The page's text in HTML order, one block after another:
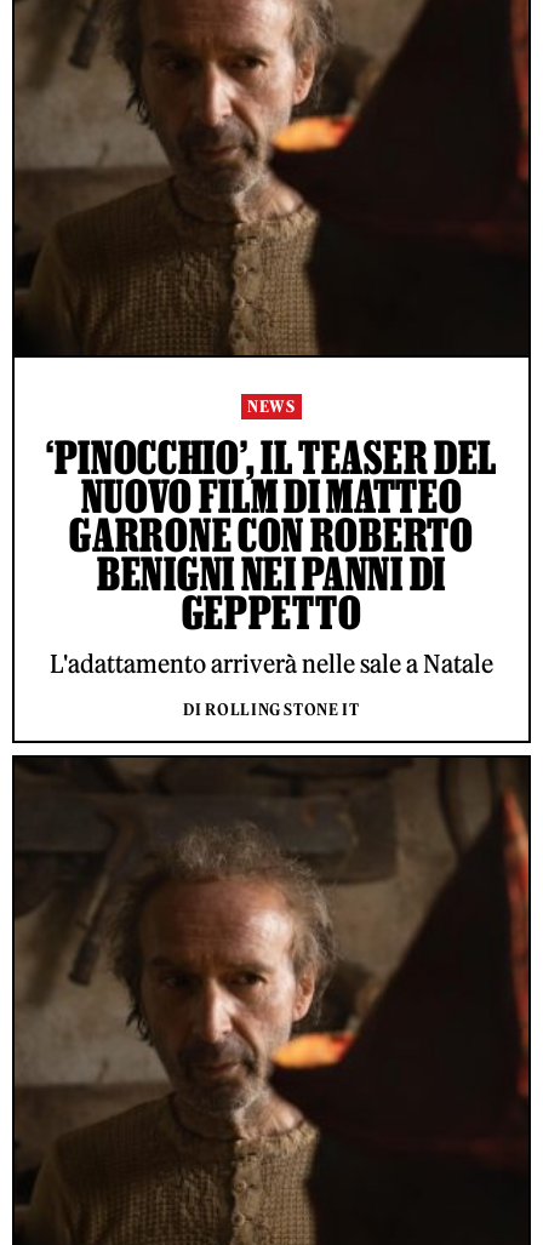
NEWS
‘PINOCCHIO’, IL TEASER DEL
NUOVO FILM DI MATTEO
GARRONE CON ROBERTO
BENIGNI NEI PANNI DI
GEPPETTO
L'adattamento arriverà nelle sale a Natale
DI ROLLING STONE IT